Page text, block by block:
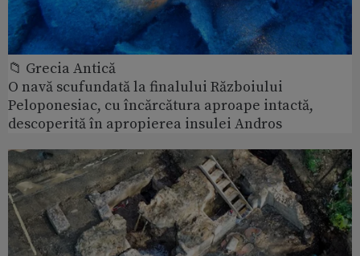
📁 Grecia Antică
O navă scufundată la finalului Războiului
Peloponesiac, cu încărcătura aproape intactă,
descoperită în apropierea insulei Andros